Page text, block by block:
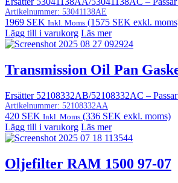
Artikelnummer: 53041138AE
1969 SEK Inkl. Moms (1575 SEK exkl.
Lägg till i varukorg Läs mer
Transmission Oil Pan
Ersätter 52108332AB/52108332AC –
Artikelnummer: 52108332AA
420 SEK Inkl. Moms (336 SEK exkl. moms)
Lägg till i varukorg Läs mer
Oljefilter RAM 1500 97-07